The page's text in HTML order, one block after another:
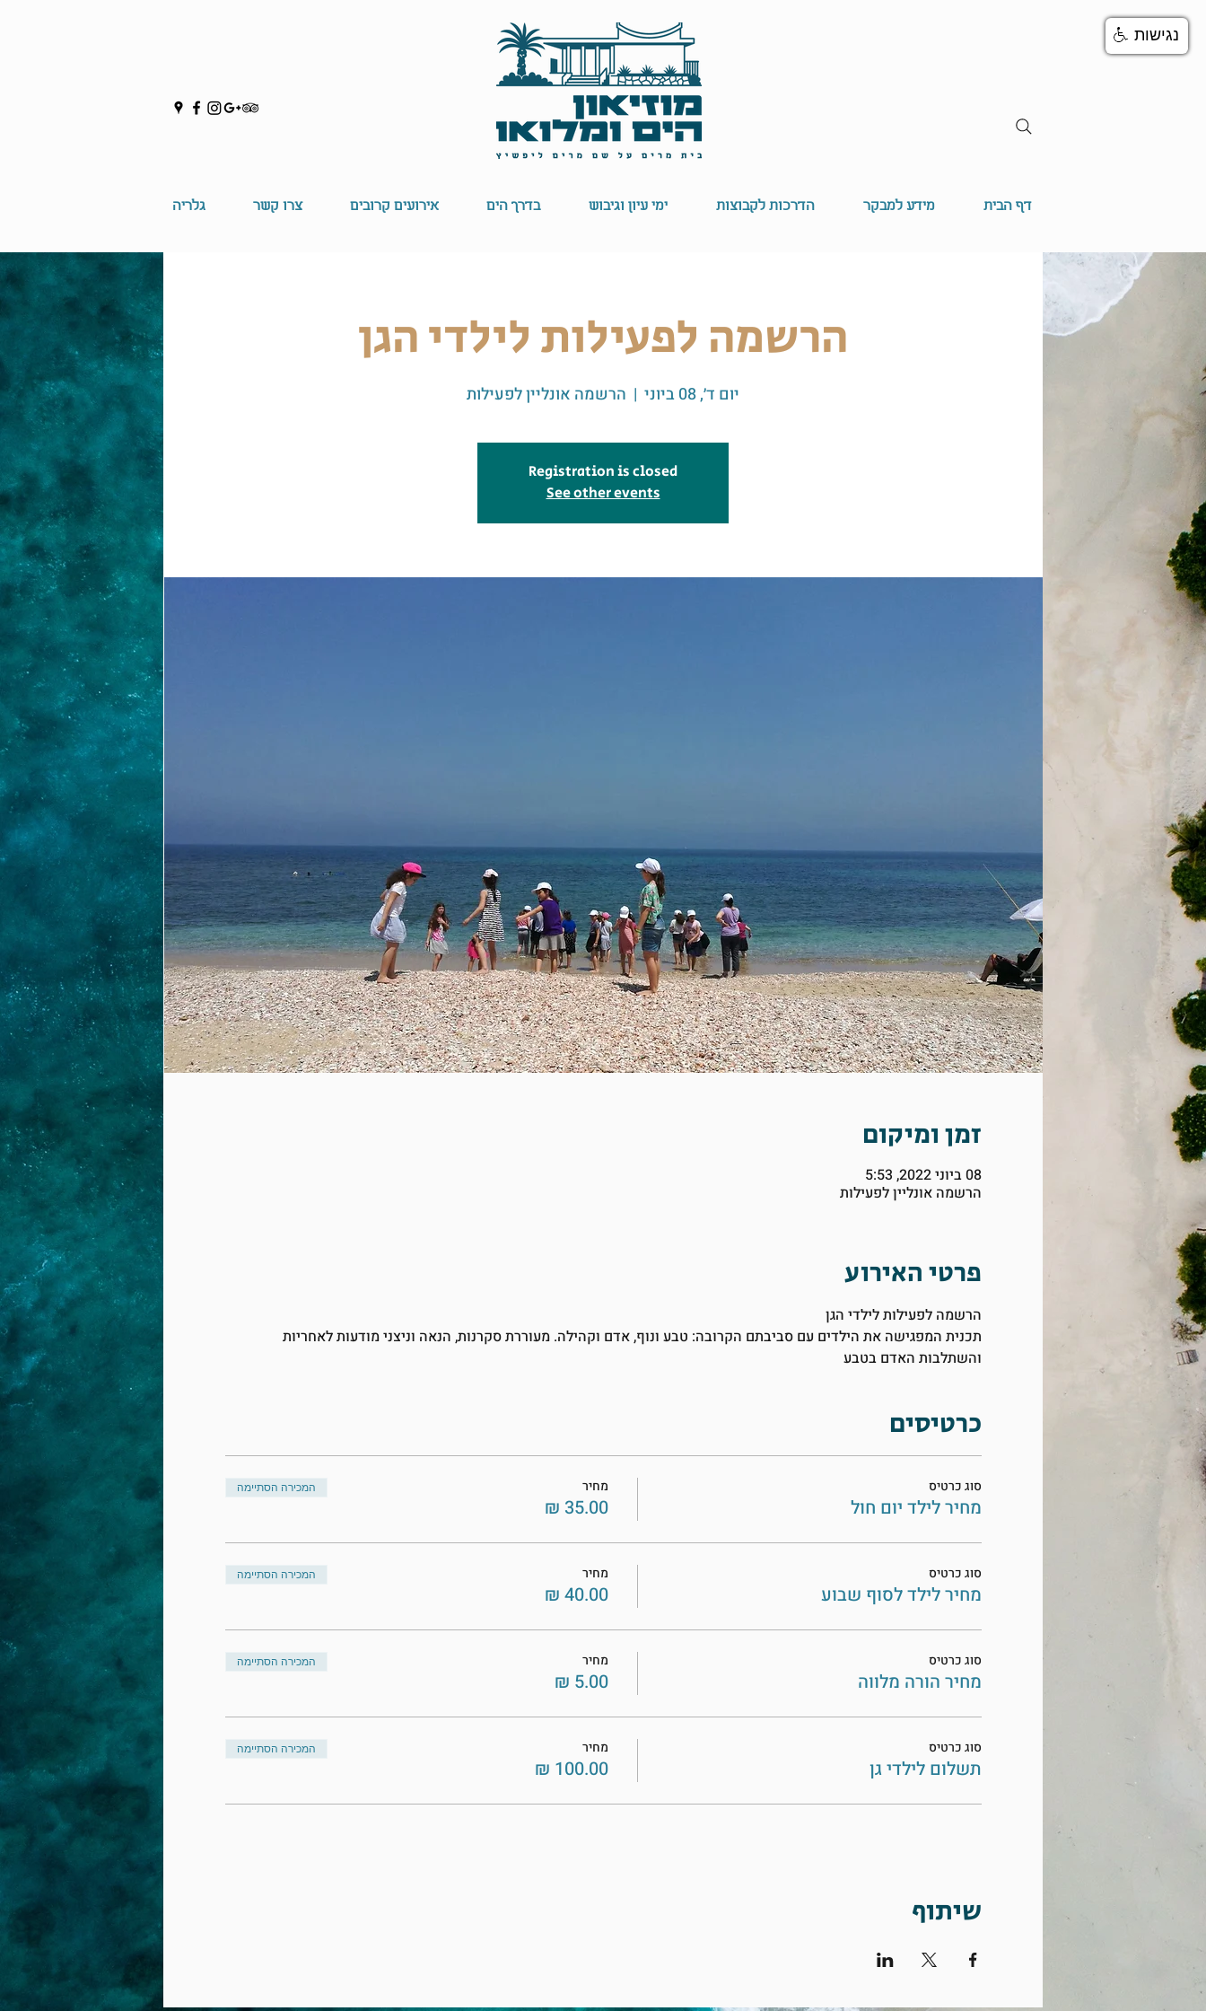
דף הבית מידע למבקר הדרכות לקבוצות ימי עיון וגיבוש בדרך הים אירועים קרובים צרו קשר גלריה
הרשמה לפעילות לילדי הגן
יום ד׳, 08 ביוני
  |
הרשמה אונליין לפעילות
Registration is closed
See other events
זמן ומיקום
08 ביוני 2022, 5:53
הרשמה אונליין לפעילות
פרטי האירוע
הרשמה לפעילות לילדי הגן
תכנית המפגישה את הילדים עם סביבתם הקרובה: טבע ונוף, אדם וקהילה. מעוררת סקרנות, הנאה וניצני מודעות לאחריות
והשתלבות האדם בטבע
כרטיסים
סוג כרטיס
מחיר לילד יום חול
מחיר המכירה הסתיימה
סוג כרטיס
מחיר לילד לסוף שבוע
מחיר המכירה הסתיימה
סוג כרטיס
מחיר הורה מלווה
מחיר המכירה הסתיימה
סוג כרטיס
תשלום לילדי גן
מחיר המכירה הסתיימה
שיתוף
נגישות